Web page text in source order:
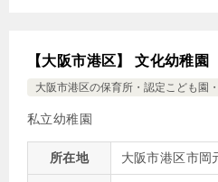
【大阪市港区】 文化幼稚園
大阪市港区の保育所・認定こども園
私立幼稚園
所在地 大阪市港区市岡